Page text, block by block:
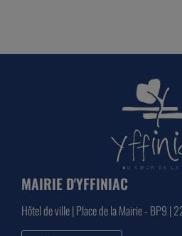
MAIRIE D'YFFINIAC
Hôtel de ville | Place de la Mairie - BP9 |